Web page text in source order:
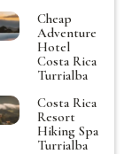
Cheap
Adventure
Hotel
Costa Rica
Turrialba
Costa Rica
Resort
Hiking Spa
Turrialba